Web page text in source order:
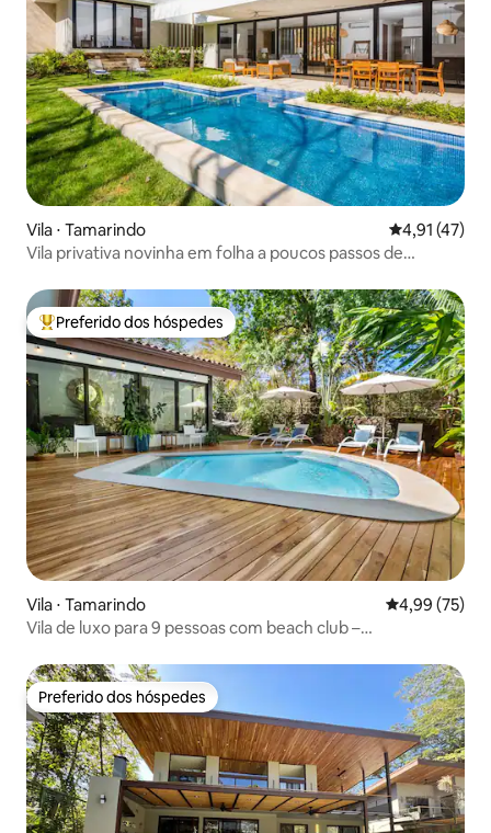
Vila ⋅ Tamarindo 4,91 de uma
4,91 (47)
Vila privativa novinha em folha a poucos passos de
Entre os melhores preferidos dos hóspedes
Preferido dos hóspedes
Vila ⋅ Tamarindo 4,99 de uma
4,99 (75)
Vila de luxo para 9 pessoas com beach club –
Preferido dos hóspedes
Preferido dos hóspedes